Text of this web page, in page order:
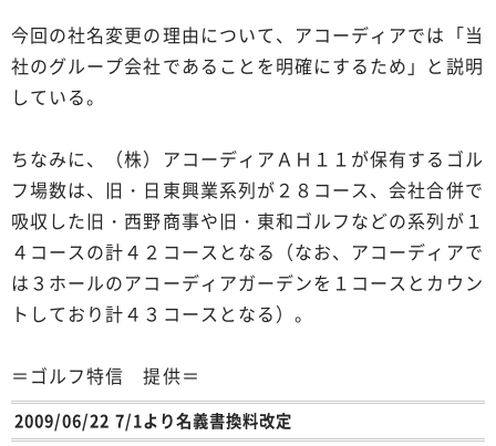
今回の社名変更の理由について、アコーディアでは「当
社のグループ会社であることを明確にするため」と説明
している。
ちなみに、（株）アコーディアＡＨ１１が保有するゴル
フ場数は、旧・日東興業系列が２８コース、会社合併で
吸収した旧・西野商事や旧・東和ゴルフなどの系列が１
４コースの計４２コースとなる（なお、アコーディアで
は３ホールのアコーディアガーデンを１コースとカウン
トしており計４３コースとなる）。
＝ゴルフ特信 提供＝
2009/06/22 7/1より名義書換料改定